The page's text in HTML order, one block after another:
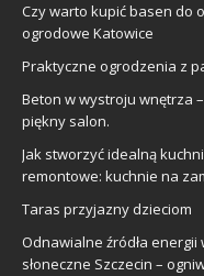
Czy warto kupić basen do
ogrodowe Katowice
Praktyczne ogrodzenia z
Beton w wystroju wnętrza
piękny salon.
Jak stworzyć idealną
remontowe: kuchnie na
Taras przyjazny dzieciom
Odnawialne źródła
słoneczne Szczecin –